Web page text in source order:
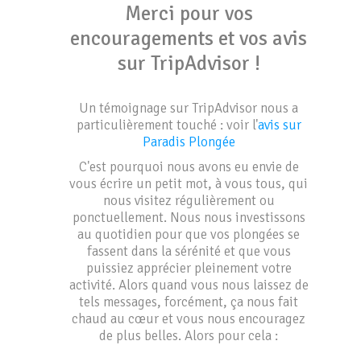
Merci pour vos
encouragements et vos avis
sur TripAdvisor !
Un témoignage sur TripAdvisor nous a
particulièrement touché : voir l'avis sur
Paradis Plongée
C'est pourquoi nous avons eu envie de
vous écrire un petit mot, à vous tous, qui
nous visitez régulièrement ou
ponctuellement. Nous nous investissons
au quotidien pour que vos plongées se
fassent dans la sérénité et que vous
puissiez apprécier pleinement votre
activité. Alors quand vous nous laissez de
tels messages, forcément, ça nous fait
chaud au cœur et vous nous encouragez
de plus belles. Alors pour cela :